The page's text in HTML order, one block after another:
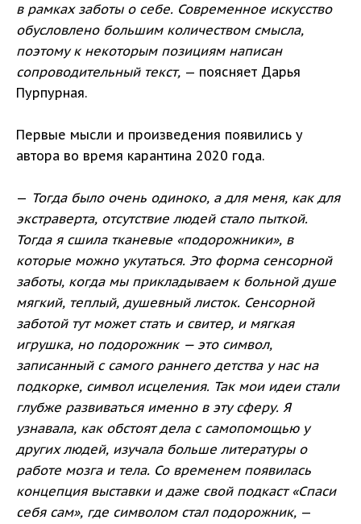
в рамках заботы о себе. Современное искусство
обусловлено большим количеством смысла,
поэтому к некоторым позициям написан
сопроводительный текст, — поясняет Дарья
Пурпурная.
Первые мысли и произведения появились у
автора во время карантина 2020 года.
— Тогда было очень одиноко, а для меня, как для
экстраверта, отсутствие людей стало пыткой.
Тогда я сшила тканевые «подорожники», в
которые можно укутаться. Это форма сенсорной
заботы, когда мы прикладываем к больной душе
мягкий, теплый, душевный листок. Сенсорной
заботой тут может стать и свитер, и мягкая
игрушка, но подорожник — это символ,
записанный с самого раннего детства у нас на
подкорке, символ исцеления. Так мои идеи стали
глубже развиваться именно в эту сферу. Я
узнавала, как обстоят дела с самопомощью у
других людей, изучала больше литературы о
работе мозга и тела. Со временем появилась
концепция выставки и даже свой подкаст «Спаси
себя сам», где символом стал подорожник, —